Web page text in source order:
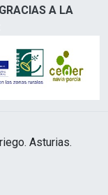
A LA
Asturias.